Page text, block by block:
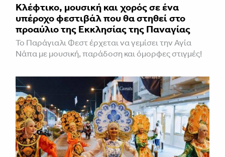
Κλέφτικο, μουσική και χορός σε ένα
υπέροχο φεστιβάλ που θα στηθεί στο
προαύλιο της Εκκλησίας της Παναγίας
Το Παράγιαλι Φεστ έρχεται να γεμίσει την Αγία
Νάπα με μουσική, παράδοση και όμορφες στιγμές!